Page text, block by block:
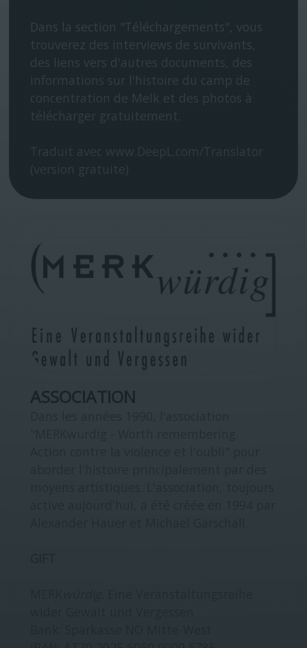
Dans la section "Téléchargements", vous
trouverez des interviews de survivants,
des liens vers d'autres documents, des
informations sur l'histoire du camp de
concentration de Melk et des photos à
télécharger gratuitement.
ASSOCIATION